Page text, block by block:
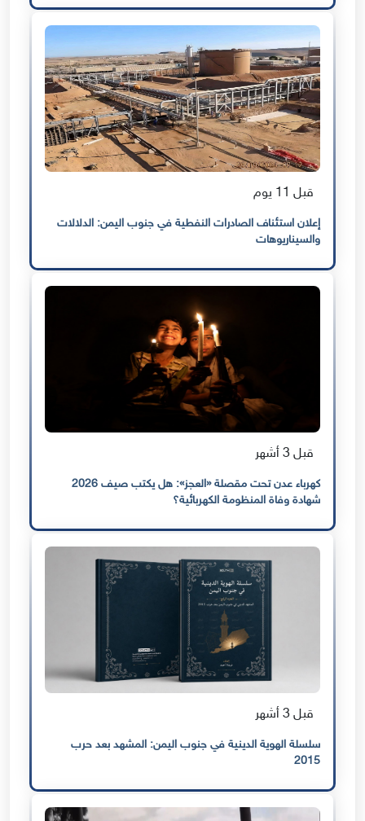
قبل 11 يوم
إعلان استئناف الصادرات النفطية في جنوب اليمن: الدلالات
والسيناريوهات
قبل 3 أشهر
كهرباء عدن تحت مقصلة «العجز»: هل يكتب صيف 2026
شهادة وفاة المنظومة الكهربائية؟
قبل 3 أشهر
سلسلة الهوية الدينية في جنوب اليمن: المشهد بعد حرب
2015